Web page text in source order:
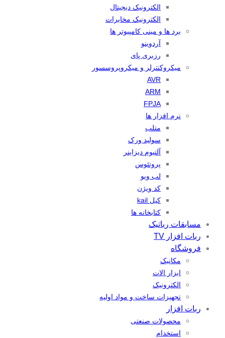
الکترونیک دیجیتال
الکترونیک مخابرات
برد ها و مینی کامپیوتر ها
آردوینو
رزبری پای
میکروکنترلر و میکروپروسسور
AVR
ARM
FPJA
نرم افزار ها
متلب
سولید ورک
آلتیوم دیزاینر
پروتئوس
لب ویو
کد ویژن
کیل kail
کتابخانه ها
مسابقات رباتیک
ربات افزار TV
فروشگاه
مکانیک
ابزار الات
الکترونیک
تجهیزات ساخت و مواد اولیه
ربات افزار
محصولات صنعتی
استخدام